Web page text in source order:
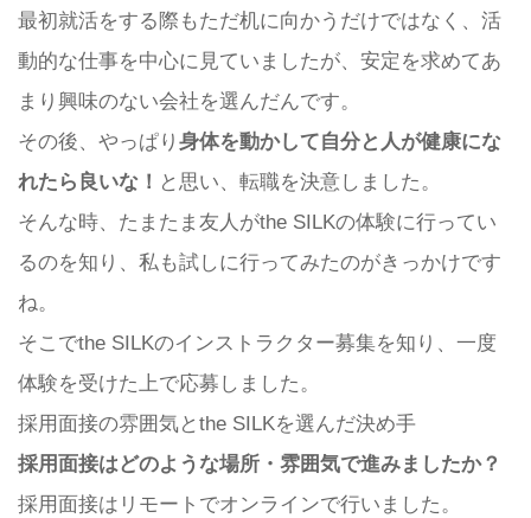
最初就活をする際もただ机に向かうだけではなく、活
動的な仕事を中心に見ていましたが、安定を求めてあ
まり興味のない会社を選んだんです。
その後、やっぱり 身体を動かして自分と人が健康にな
れたら良いな！ と思い、転職を決意しました。
そんな時、たまたま友人がthe SILKの体験に行ってい
るのを知り、私も試しに行ってみたのがきっかけです
ね。
そこでthe SILKのインストラクター募集を知り、一度
体験を受けた上で応募しました。
採用面接の雰囲気とthe SILKを選んだ決め手
採用面接はどのような場所・雰囲気で進みましたか？
採用面接はリモートでオンラインで行いました。